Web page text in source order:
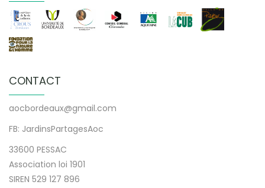
CONTACT
aocbordeaux@gmail.com
FB: JardinsPartagesAoc
33600 PESSAC
Association loi 1901
SIREN 529 127 896